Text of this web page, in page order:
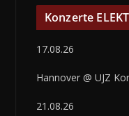
Konzerte
17.08.26
Hannover @ UJZ
21.08.26